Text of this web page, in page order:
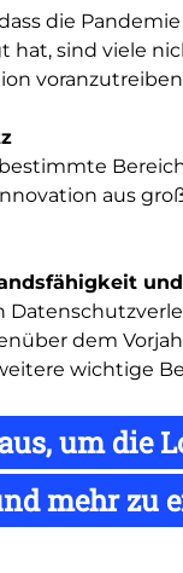
die
sind viele
aus
dem
wichtige
um die
mehr zu